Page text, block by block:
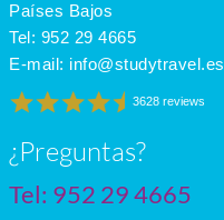
Países Bajos
Tel: 952 29 4665
E-mail: info@studytravel.es
3628 reviews
¿Preguntas?
Tel: 952 29 4665